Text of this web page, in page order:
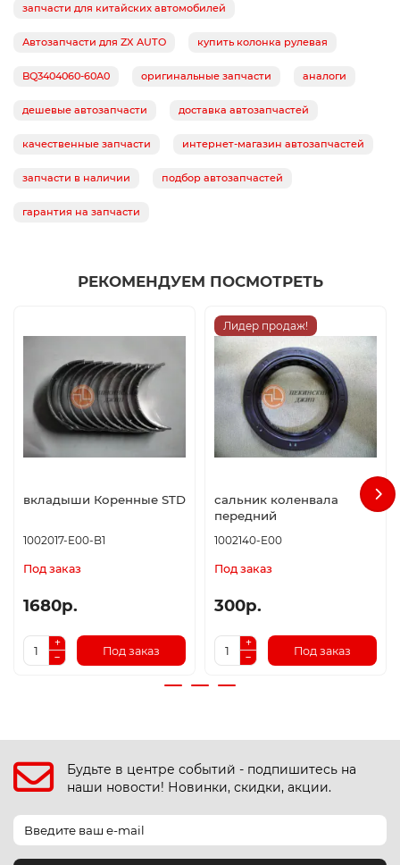
запчасти для китайских автомобилей
Автозапчасти для ZX AUTO купить колонка рулевая
BQ3404060-60A0 оригинальные запчасти аналоги
дешевые автозапчасти доставка автозапчастей
качественные запчасти интернет-магазин автозапчастей
запчасти в наличии подбор автозапчастей
гарантия на запчасти
РЕКОМЕНДУЕМ ПОСМОТРЕТЬ
вкладыши Коренные STD
1002017-E00-B1
Под заказ
1680р.
Под заказ
Лидер продаж!
сальник коленвала
передний
1002140-E00
Под заказ
300р.
Под заказ
Будьте в центре событий - подпишитесь на
наши новости! Новинки, скидки, акции.